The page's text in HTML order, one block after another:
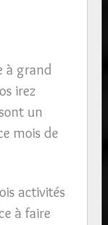
à grand
irez
un
mois de
activités
à faire